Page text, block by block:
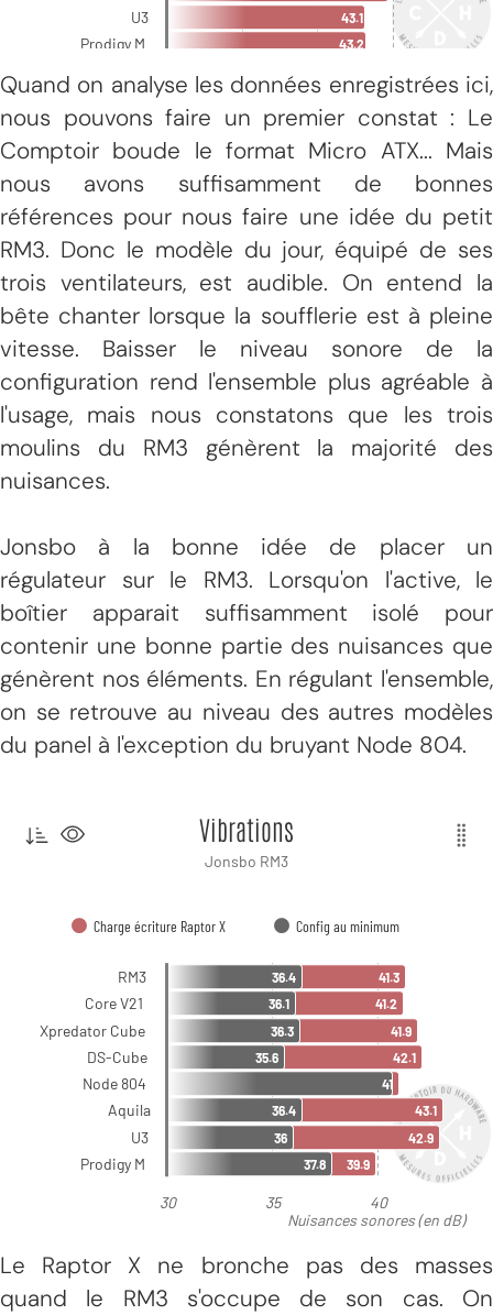
Quand on analyse les données enregistrées ici,
nous pouvons faire un premier constat : Le
Comptoir boude le format Micro ATX... Mais
nous avons suffisamment de bonnes
références pour nous faire une idée du petit
RM3. Donc le modèle du jour, équipé de ses
trois ventilateurs, est audible. On entend la
bête chanter lorsque la soufflerie est à pleine
vitesse. Baisser le niveau sonore de la
configuration rend l'ensemble plus agréable à
l'usage, mais nous constatons que les trois
moulins du RM3 génèrent la majorité des
nuisances.
Jonsbo à la bonne idée de placer un
régulateur sur le RM3. Lorsqu'on l'active, le
boîtier apparait suffisamment isolé pour
contenir une bonne partie des nuisances que
génèrent nos éléments. En régulant l'ensemble,
on se retrouve au niveau des autres modèles
du panel à l'exception du bruyant Node 804.
Le Raptor X ne bronche pas des masses
quand le RM3 s'occupe de son cas. On